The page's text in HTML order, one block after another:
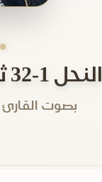
النحل 1-32 ثم 64-69 ثم من 77-83
بصوت